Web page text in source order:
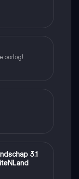
oorlog!
3.1